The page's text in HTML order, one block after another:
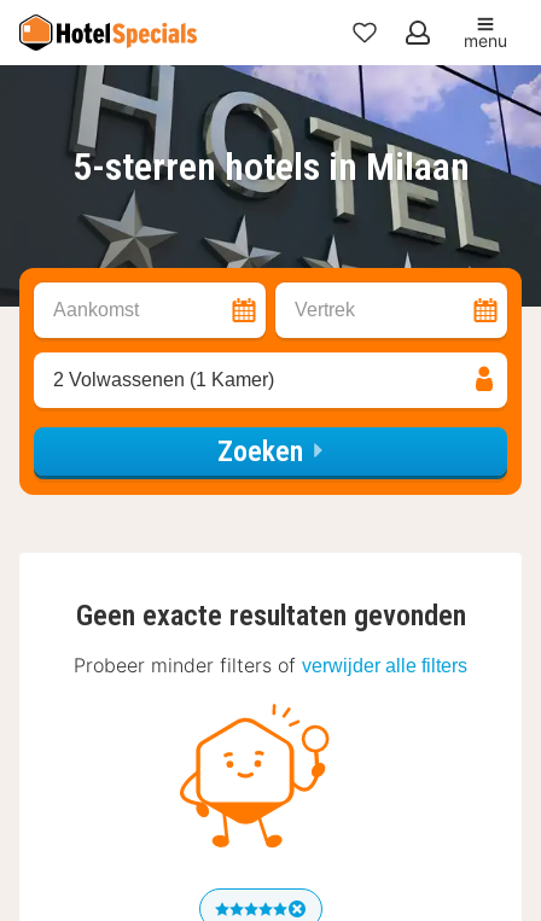
Mijn
favorieten
menu
5-sterren hotels in Milaan
Aankomst Vertrek
2 Volwassenen (1 Kamer)
Zoeken
Geen exacte resultaten gevonden
Probeer minder filters of verwijder alle filters